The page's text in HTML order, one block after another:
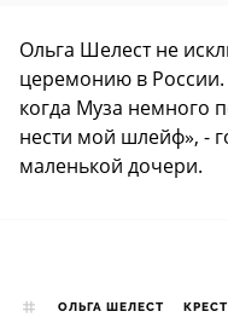
Ольга Шелест не
церемонию в России.
когда Муза немного
нести мой шлейф», -
маленькой дочери.
ОЛЬГА ШЕЛЕСТ